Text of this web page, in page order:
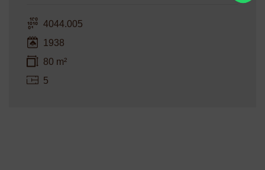
4044.005
1938
80 m²
5